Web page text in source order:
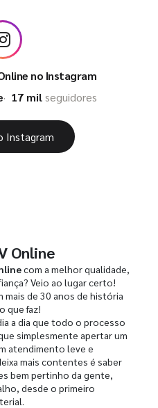
no Instagram
17 milseguidores
Instagram
Online
com a melhor qualidade,
Veio ao lugar certo!
mais de 30 anos de história
que faz!
a dia que todo o processo
simplesmente apertar um
atendimento leve e
mais contentes é saber
bem pertinho da gente,
desde o primeiro